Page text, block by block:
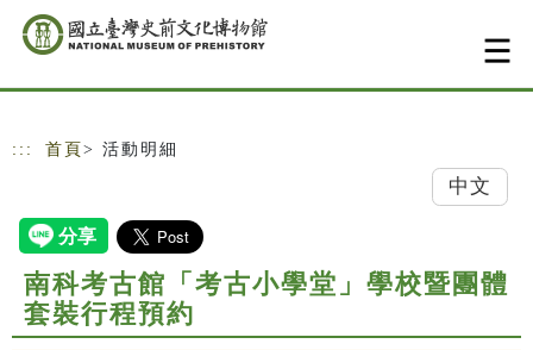
跳到主要內容
網站導覽
::: 首頁 > 活動明細
中文
南科考古館「考古小學堂」學校暨團體
套裝行程預約